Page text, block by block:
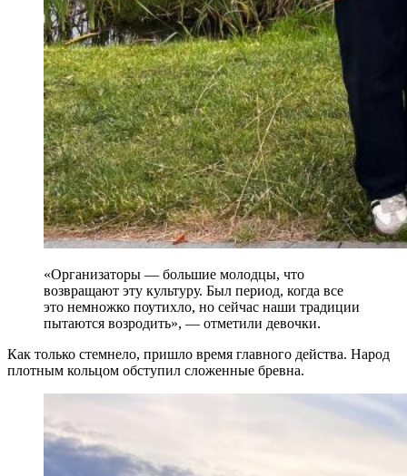
«Организаторы — большие молодцы, что
возвращают эту культуру. Был период, когда все
это немножко поутихло, но сейчас наши традиции
пытаются возродить», — отметили девочки.
Как только стемнело, пришло время главного действа. Народ
плотным кольцом обступил сложенные бревна.